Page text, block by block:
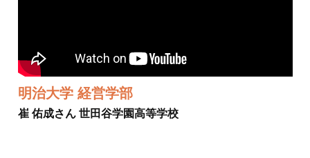
明治大学 経営学部
崔 佑成さん 世田谷学園高等学校